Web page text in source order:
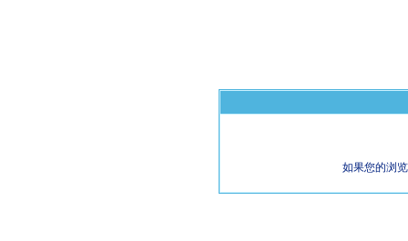
如果您的浏